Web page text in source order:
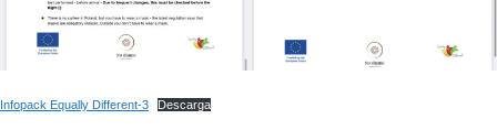
Infopack Equally Different-3 Descarga